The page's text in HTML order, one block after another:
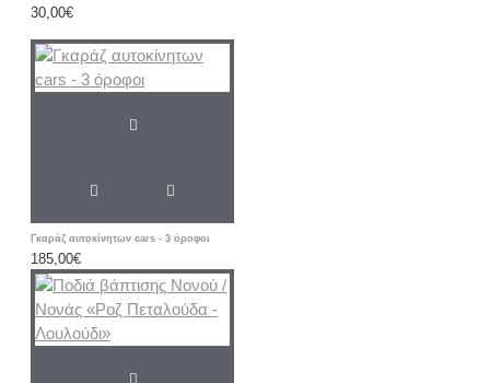
30,00€
Γκαράζ αυτοκίνητων cars - 3 όροφοι
185,00€